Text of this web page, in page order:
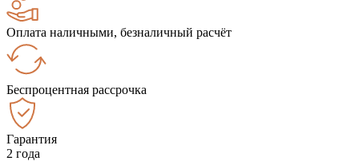
Оплата наличными, безналичный расчёт
Беспроцентная рассрочка
Гарантия
2 года